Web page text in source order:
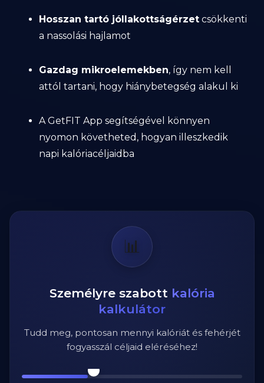
Hosszan tartó jóllakottságérzet csökkenti
a nassolási hajlamot
Gazdag mikroelemekben, így nem kell
attól tartani, hogy hiánybetegség alakul ki
A GetFIT App segítségével könnyen
nyomon követheted, hogyan illeszkedik
napi kalóriacéljaidba
📊
Személyre szabott kalória
kalkulátor
Tudd meg, pontosan mennyi kalóriát és fehérjét
fogyasszál céljaid eléréséhez!